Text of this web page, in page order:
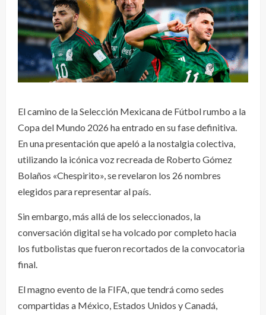
El camino de la Selección Mexicana de Fútbol rumbo a la
Copa del Mundo 2026 ha entrado en su fase definitiva.
En una presentación que apeló a la nostalgia colectiva,
utilizando la icónica voz recreada de Roberto Gómez
Bolaños «Chespirito», se revelaron los 26 nombres
elegidos para representar al país.
Sin embargo, más allá de los seleccionados, la
conversación digital se ha volcado por completo hacia
los futbolistas que fueron recortados de la convocatoria
final.
El magno evento de la FIFA, que tendrá como sedes
compartidas a México, Estados Unidos y Canadá,